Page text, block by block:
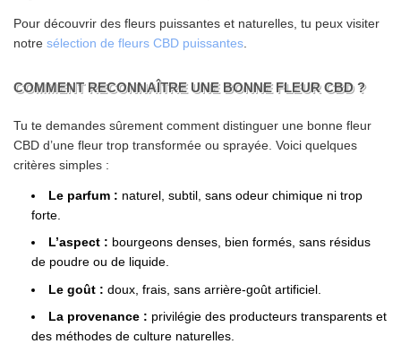
Pour découvrir des fleurs puissantes et naturelles, tu peux visiter
notre sélection de fleurs CBD puissantes.
COMMENT RECONNAÎTRE UNE BONNE FLEUR CBD ?
Tu te demandes sûrement comment distinguer une bonne fleur
CBD d’une fleur trop transformée ou sprayée. Voici quelques
critères simples :
Le parfum : naturel, subtil, sans odeur chimique ni trop
forte.
L’aspect : bourgeons denses, bien formés, sans résidus
de poudre ou de liquide.
Le goût : doux, frais, sans arrière-goût artificiel.
La provenance : privilégie des producteurs transparents et
des méthodes de culture naturelles.